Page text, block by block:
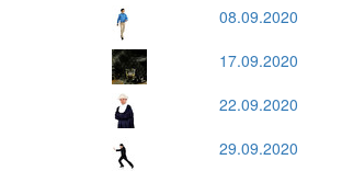
08.09.2020
17.09.2020
22.09.2020
29.09.2020